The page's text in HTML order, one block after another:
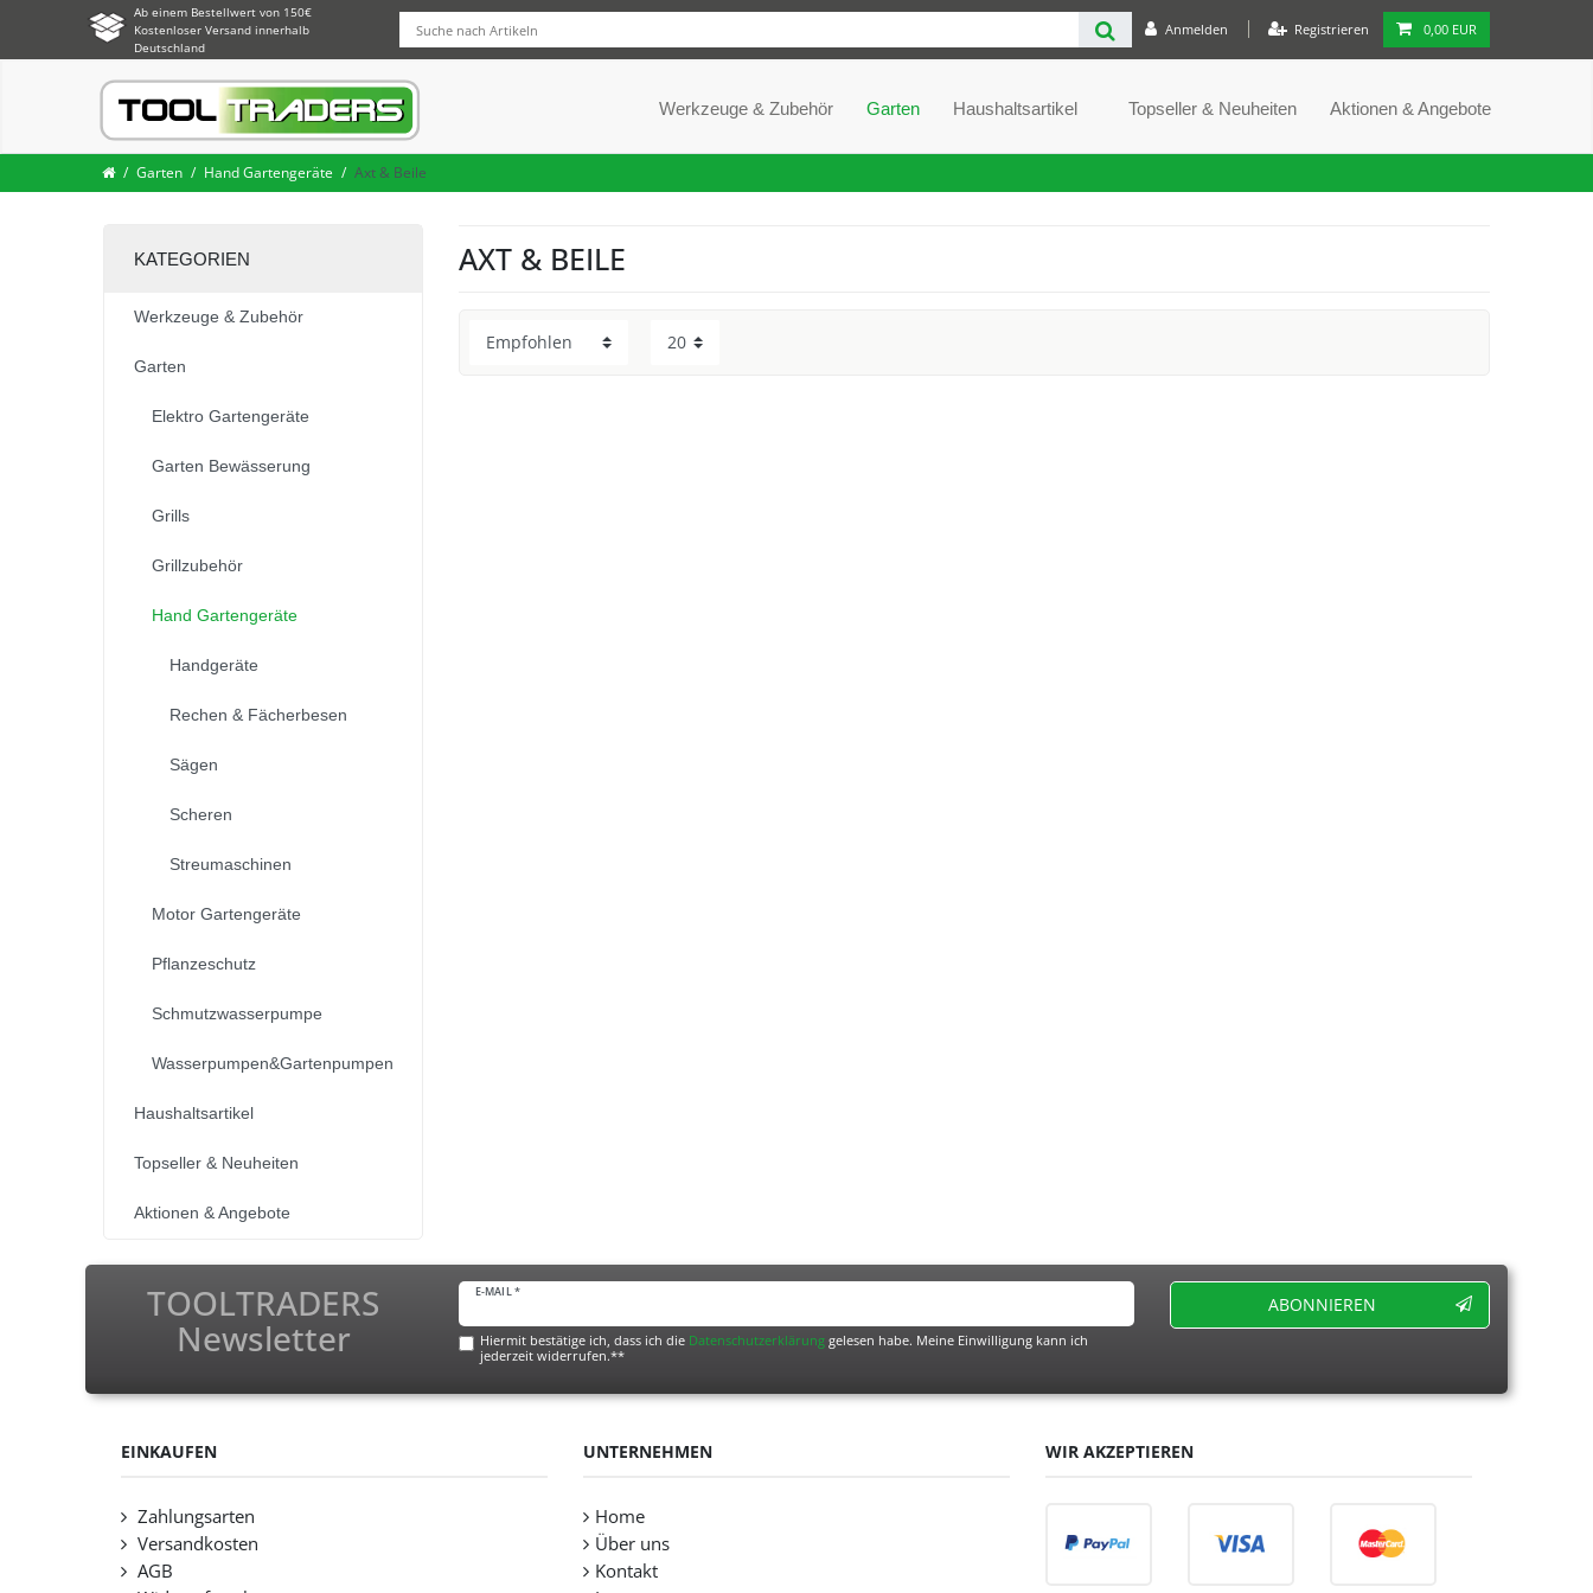
Anmelden Registrieren 0,00 EUR
Ab einem Bestellwert von 150€
Kostenloser Versand innerhalb
Deutschland
Werkzeuge & Zubehör Garten Haushaltsartikel Topseller & Neuheiten Aktionen & Angebote
Garten Hand Gartengeräte Axt & Beile
KATEGORIEN
Werkzeuge & Zubehör
Garten
Elektro Gartengeräte
Garten Bewässerung
Grills
Grillzubehör
Hand Gartengeräte
Handgeräte
Rechen & Fächerbesen
Sägen
Scheren
Streumaschinen
Motor Gartengeräte
Pflanzeschutz
Schmutzwasserpumpe
Wasserpumpen&Gartenpumpen
Haushaltsartikel
Topseller & Neuheiten
Aktionen & Angebote
AXT & BEILE
TOOLTRADERS
Newsletter
E-MAIL *
Hiermit bestätige ich, dass ich die Daten­schutz­erklärunggelesen habe. Meine Einwilligung kann ich
jederzeit widerrufen.**
ABONNIEREN
EINKAUFEN
Zahlungsarten
Versandkosten
AGB
UNTERNEHMEN
Home
Über uns
Kontakt
WIR AKZEPTIEREN